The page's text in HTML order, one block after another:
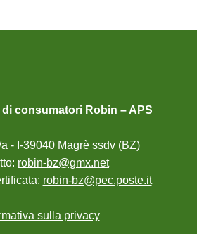
consumatori Robin – APS
- I-39040 Magrè ssdv (BZ)
robin-bz@gmx.net
robin-bz@pec.poste.it
sulla privacy